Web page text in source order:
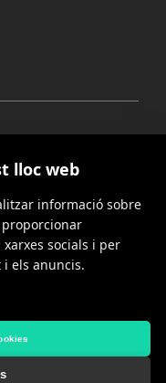
lloc web
informació sobre
socials i per
els anuncis.